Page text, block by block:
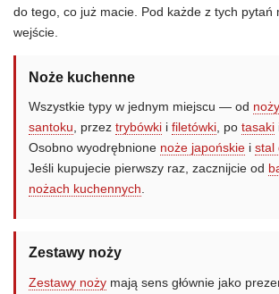
do tego, co już macie. Pod każde z tych pytań
wejście.
Noże kuchenne
Wszystkie typy w jednym miejscu — od
santoku, przeztrybówki ifiletówki, potasaki
Osobno wyodrębnione noże japońskie istal
Jeśli kupujecie pierwszy raz, zacznijcie od
nożach kuchennych.
Zestawy noży
Zestawy noży mają sens głównie jako